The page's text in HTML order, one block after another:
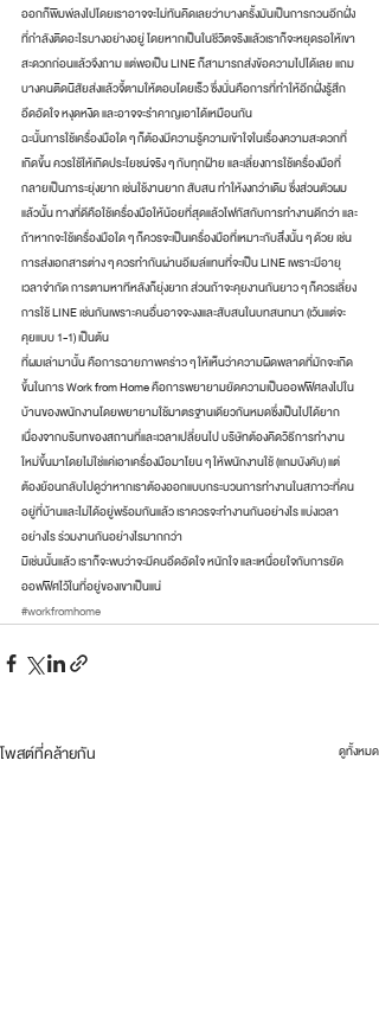
ออกก็พิมพ์ลงไปโดยเราอาจจะไม่ทันคิดเลยว่าบางครั้งมันเป็นการกวนอีกฝั่ง
ที่กำลังติดอะไรบางอย่างอยู่ โดยหากเป็นในชีวิตจริงแล้วเราก็จะหยุดรอให้เขา
สะดวกก่อนแล้วจึงถาม แต่พอเป็น LINE ก็สามารถส่งข้อความไปได้เลย แถม
บางคนติดนิสัยส่งแล้วจี้ตามให้ตอบโดยเร็ว ซึ่งนั่นคือการที่ทำให้อีกฝั่งรู้สึก
อึดอัดใจ หงุดหงิด และอาจจะรำคาญเอาได้เหมือนกัน
ฉะนั้นการใช้เครื่องมือใด ๆ ก็ต้องมีความรู้ความเข้าใจในเรื่องความสะดวกที่
เกิดขึ้น ควรใช้ให้เกิดประโยชน์จริง ๆ กับทุกฝ้าย และเลี่ยงการใช้เครื่องมือที่
กลายเป็นภาระยุ่งยาก เช่นใช้งานยาก สับสน ทำให้งงกว่าเดิม ซึ่งส่วนตัวผม
แล้วนั้น ทางที่ดีคือใช้เครื่องมือให้น้อยที่สุดแล้วโฟกัสกับการทำงานดีกว่า และ
ถ้าหากจะใช้เครื่องมือใด ๆ ก็ควรจะเป็นเครื่องมือที่เหมาะกับสิ่งนั้น ๆ ด้วย เช่น
การส่งเอกสารต่าง ๆ ควรทำกันผ่านอีเมล์แทนที่จะเป็น LINE เพราะมีอายุ
เวลาจำกัด การตามหาทีหลังก็ยุ่งยาก ส่วนถ้าจะคุยงานกันยาว ๆ ก็ควรเลี่ยง
การใช้ LINE เช่นกันเพราะคนอื่นอาจจะงงและสับสนในบทสนทนา (เว้นแต่จะ
คุยแบบ 1-1) เป็นต้น
ที่ผมเล่ามานั้น คือการฉายภาพคร่าว ๆ ให้เห็นว่าความผิดพลาดที่มักจะเกิด
ขึ้นในการ Work from Home คือการพยายามยัดความเป็นออฟฟิศลงไปใน
บ้านของพนักงานโดยพยายามใช้มาตรฐานเดียวกันหมดซึ่งเป็นไปได้ยาก
เนื่องจากบริบทของสถานที่และเวลาเปลี่ยนไป บริษัทต้องคิดวิธีการทำงาน
ใหม่ขึ้นมาโดยไม่ใช่แค่เอาเครื่องมือมาโยน ๆ ให้พนักงานใช้ (แกมบังคับ) แต่
ต้องย้อนกลับไปดูว่าหากเราต้องออกแบบกระบวนการทำงานในสภาวะที่คน
อยู่ที่บ้านและไม่ได้อยู่พร้อมกันแล้ว เราควรจะทำงานกันอย่างไร แบ่งเวลา
อย่างไร ร่วมงานกันอย่างไรมากกว่า
มิเช่นนั้นแล้ว เราก็จะพบว่าจะมีคนอึดอัดใจ หนักใจ และเหนื่อยใจกับการยัด
ออฟฟิศไว้ในที่อยู่ของเขาเป็นแน่
#workfromhome
โพสต์ที่คล้ายกัน ดูทั้งหมด